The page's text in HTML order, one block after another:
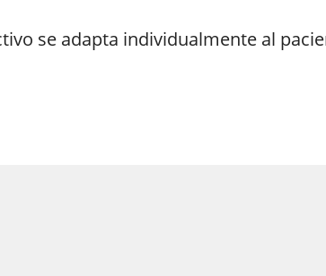
se adapta individualmente al